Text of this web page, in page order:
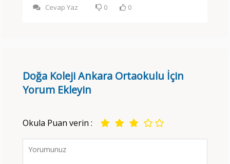
Cevap Yaz 0 0
Doğa Koleji Ankara Ortaokulu İçin
Yorum Ekleyin
Okula Puan verin :